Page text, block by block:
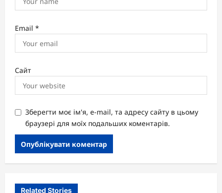
Email *
Сайт
Зберегти моє ім'я, e-mail, та адресу сайту в цьому
браузері для моїх подальших коментарів.
Related Stories